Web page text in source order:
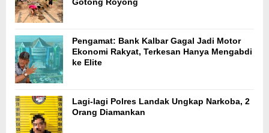
Gotong Royong
Pengamat: Bank Kalbar Gagal Jadi Motor
Ekonomi Rakyat, Terkesan Hanya Mengabdi
ke Elite
Lagi-lagi Polres Landak Ungkap Narkoba, 2
Orang Diamankan